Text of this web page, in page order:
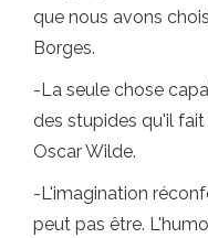
que nous avons
Borges.
-La seule chose
des stupides qu'il
Oscar Wilde.
-L'imagination
peut pas être.